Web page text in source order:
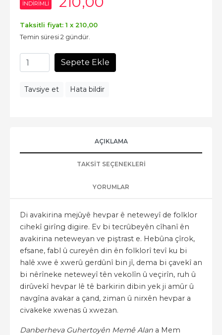
INDIRIMLI
Taksitli fiyat: 1 x 210,00
Temin süresi 2 gündür.
Sepete Ekle
Tavsiye et Hata bildir
AÇIKLAMA
TAKSIT SEÇENEKLERI
YORUMLAR
Di avakirina mejûyê hevpar ê neteweyî de folklor
cihekî girîng digire. Ev bi tecrûbeyên cîhanî ên
avakirina neteweyan ve piştrast e. Hebûna çîrok,
efsane, fabl û cureyên din ên folklorî tevî ku bi
halê xwe ê xwerû gerdûnî bin jî, dema bi çavekî an
bi nêrîneke neteweyî tên vekolîn û veçirîn, ruh û
dirûvekî hevpar lê tê barkirin dibin yek ji amûr û
navgîna avakar a çand, ziman û nirxên hevpar a
civakeke xwenas û xwezan.
Danberheva Guhertoyên Memê Alan a Mem